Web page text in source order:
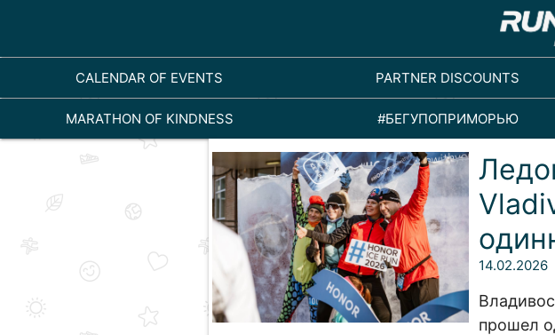
CALENDAR OF EVENTS PARTNER DISCOUNTS
MARATHON OF KINDNESS #БЕГУПОПРИМОРЬЮ
14.02.2026
прошел